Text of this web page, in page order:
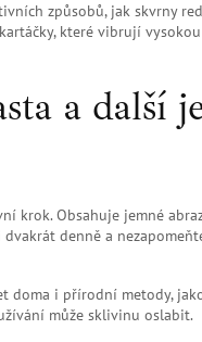
způsobů, jak skvrny
které vibrují
a další
krok. Obsahuje jemné
denně a
doma i přírodní metody,
může sklivinu oslabit.